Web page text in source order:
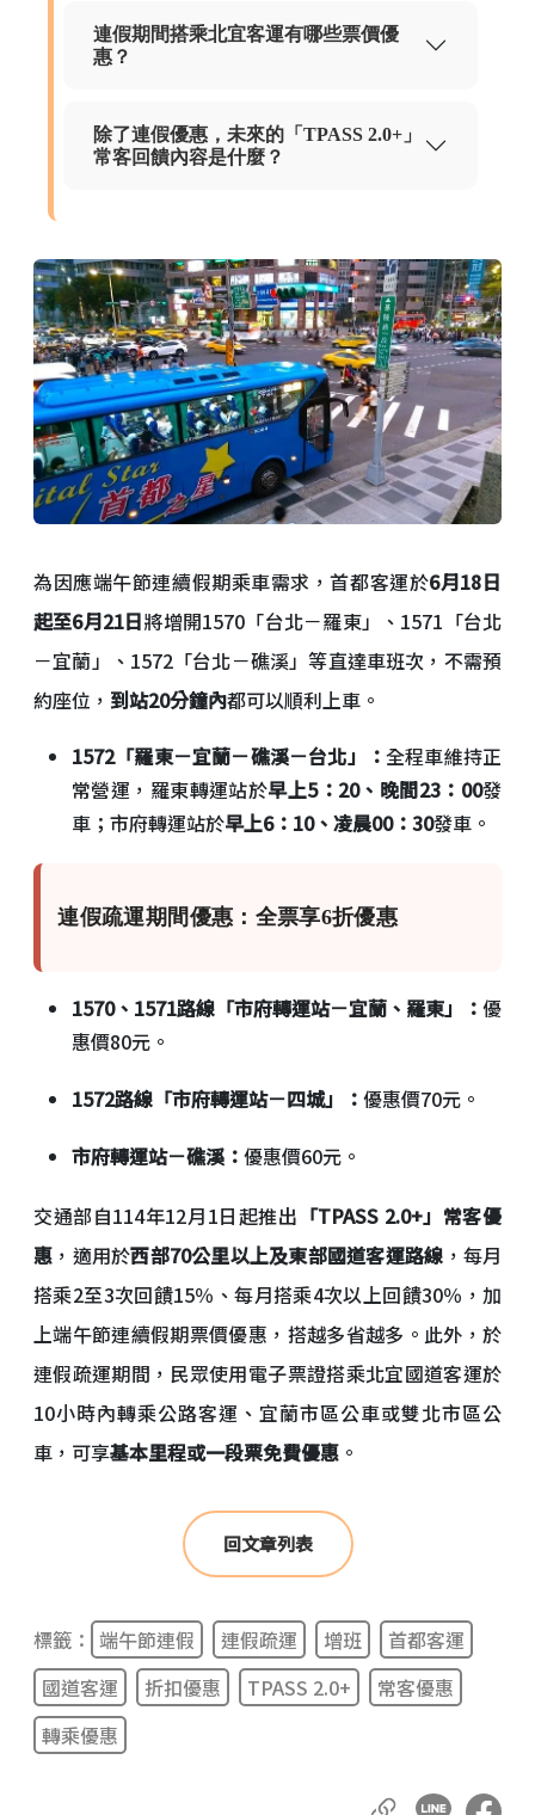
連假期間搭乘北宜客運有哪些票價優
惠？
除了連假優惠，未來的「TPASS 2.0+」
常客回饋內容是什麼？
為因應端午節連續假期乘車需求，首都客運於6月18日
起至6月21日將增開1570「台北－羅東」、1571「台北
－宜蘭」、1572「台北－礁溪」等直達車班次，不需預
約座位， 到站20分鐘內都可以順利上車。
1572「羅東－宜蘭－礁溪－台北」： 全程車維持正
常營運，羅東轉運站於早上5：20、晚間23：00發
車；市府轉運站於早上6：10、凌晨00：30發車。
連假疏運期間優惠：全票享6折優惠
1570、1571路線「市府轉運站－宜蘭、羅東」： 優
惠價80元。
1572路線「市府轉運站－四城」： 優惠價70元。
市府轉運站－礁溪： 優惠價60元。
交通部自114年12月1日起推出 「TPASS 2.0+」常客優
惠 ，適用於西部70公里以上及東部國道客運路線 ，每月
搭乘2至3次回饋15％、每月搭乘4次以上回饋30％，加
上端午節連續假期票價優惠，搭越多省越多。此外，於
連假疏運期間，民眾使用電子票證搭乘北宜國道客運於
10小時內轉乘公路客運、宜蘭市區公車或雙北市區公
車，可享基本里程或一段票免費優惠 。
回文章列表
標籤： 端午節連假 連假疏運 增班
首都客運
國道客運
折扣優惠 TPASS 2.0+
常客優惠
轉乘優惠